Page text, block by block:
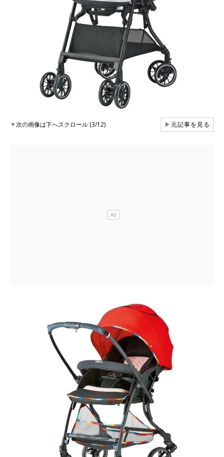
▼次の画像は下へスクロール (3/12) ▶元記事を見る